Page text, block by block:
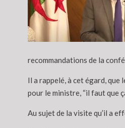
recommandations de la
Il a rappelé, à cet égard,
pour le ministre, “il faut que
Au sujet de la visite qu’il a